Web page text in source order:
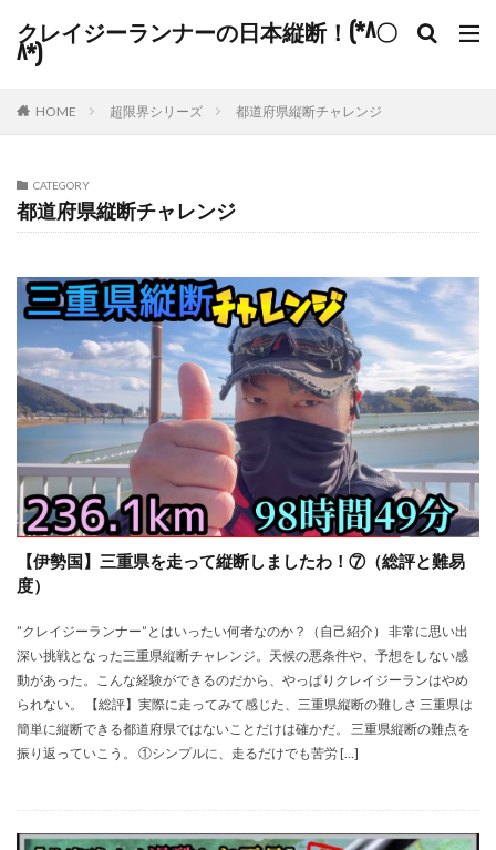
クレイジーランナーの日本縦断！(*^〇
^*)
HOME 超限界シリーズ 都道府県縦断チャレンジ
CATEGORY
都道府県縦断チャレンジ
【伊勢国】三重県を走って縦断しましたわ！⑦（総評と難易
度）
”クレイジーランナー”とはいったい何者なのか？（自己紹介） 非常に思い出
深い挑戦となった三重県縦断チャレンジ。天候の悪条件や、予想をしない感
動があった。こんな経験ができるのだから、やっぱりクレイジーランはやめ
られない。 【総評】実際に走ってみて感じた、三重県縦断の難しさ 三重県は
簡単に縦断できる都道府県ではないことだけは確かだ。 三重県縦断の難点を
振り返っていこう。 ①シンプルに、走るだけでも苦労 […]